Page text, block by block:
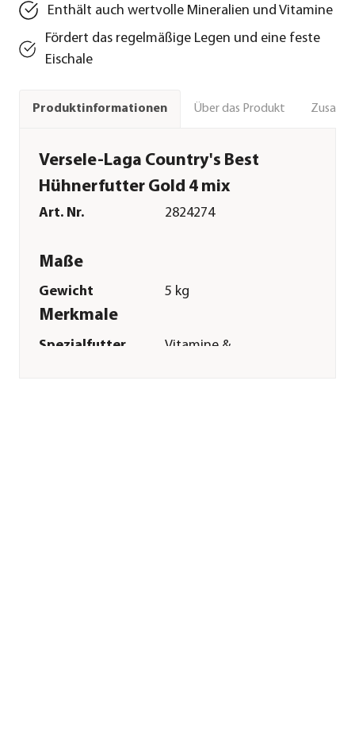
Enthält auch wertvolle Mineralien und Vitamine
Fördert das regelmäßige Legen und eine feste
Eischale
Produktinformationen Über das Produkt
Versele-Laga Country's Best
Hühnerfutter Gold 4 mix
Art. Nr. 2824274
Maße
Gewicht 5 kg
Merkmale
Spezialfutter
Vitamine &